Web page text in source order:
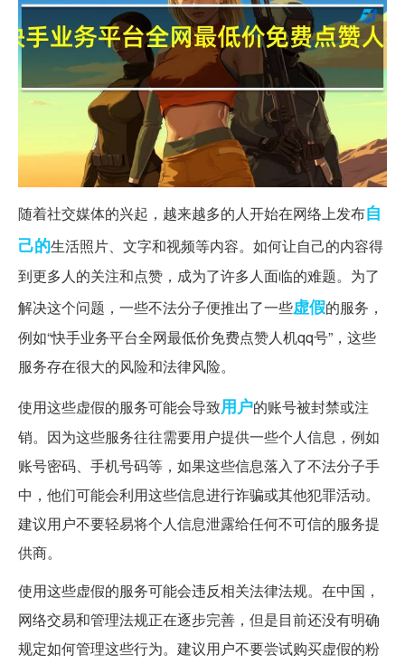
随着社交媒体的兴起，越来越多的人开始在网络上发布自
己的生活照片、文字和视频等内容。如何让自己的内容得
到更多人的关注和点赞，成为了许多人面临的难题。为了
解决这个问题，一些不法分子便推出了一些虚假的服务，
例如“快手业务平台全网最低价免费点赞人机qq号”，这些
服务存在很大的风险和法律风险。
使用这些虚假的服务可能会导致用户的账号被封禁或注
销。因为这些服务往往需要用户提供一些个人信息，例如
账号密码、手机号码等，如果这些信息落入了不法分子手
中，他们可能会利用这些信息进行诈骗或其他犯罪活动。
建议用户不要轻易将个人信息泄露给任何不可信的服务提
供商。
使用这些虚假的服务可能会违反相关法律法规。在中国，
网络交易和管理法规正在逐步完善，但是目前还没有明确
规定如何管理这些行为。建议用户不要尝试购买虚假的粉